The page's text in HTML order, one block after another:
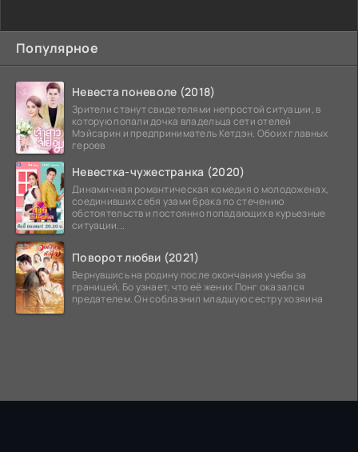
Популярное
Невеста поневоле (2018)
Зрители станут свидетелями непростой ситуации, в
которую попали дочка владельца сети отелей
Мэйсарин и предприниматель Кетдэн. Обоих главных
героев
Невестка-чужестранка (2020)
Динамичная романтическая комедия о молодоженах,
соединивших себя узами брака по стечению
обстоятельств и постоянно попадающих в курьезные
ситуации...
Поворот любви (2021)
Вернувшись на родину после окончания учебы за
границей, Бо узнает, что её жених Понг оказался
предателем. Он соблазнил младшую сестру хозяина